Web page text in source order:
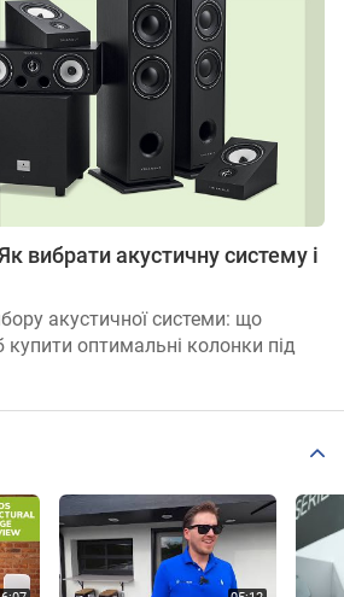
вибрати акустичну систему і
акустичної системи: що
купити оптимальні колонки під